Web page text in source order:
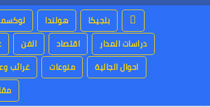
بلجيكا هولندا
دراسات المدار
اقتصاد الفن
احوال الجالية
منوعات غرائب